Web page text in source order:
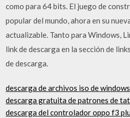
como para 64 bits. El juego de
popular del mundo, ahora en su
actualizable. Tanto para Windows,
link de descarga en la sección de
de descarga.
descarga de archivos iso de
descarga gratuita de patrones de
descarga del controlador oppo f3